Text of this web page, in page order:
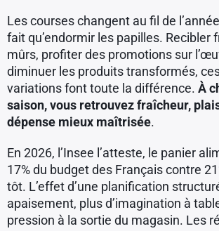
Les courses changent au fil de
fait qu’endormir les papilles. Recibler
mûrs, profiter des promotions sur
diminuer les produits transformés,
variations font toute la différence. À
saison, vous retrouvez fraîcheur,
dépense mieux maîtrisée.
En 2026, l’Insee l’atteste, le panier
17% du budget des Français contre
tôt. L’effet d’une planification
apaisement, plus d’imagination à
pression à la sortie du magasin. Les